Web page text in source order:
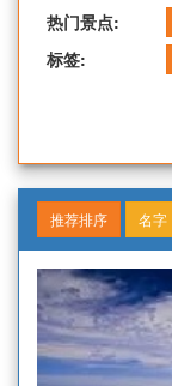
热门景点:
标签:
推荐排序 名字